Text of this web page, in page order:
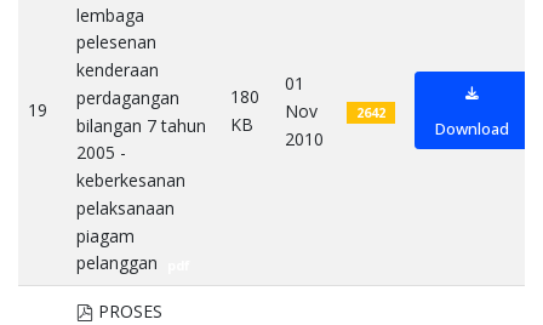
19
lembaga
pelesenan
kenderaan
perdagangan
bilangan 7 tahun
2005 -
keberkesanan
pelaksanaan
piagam
pelanggan
180
KB
01
Nov
2010
2642
Download
pdf
PROSES